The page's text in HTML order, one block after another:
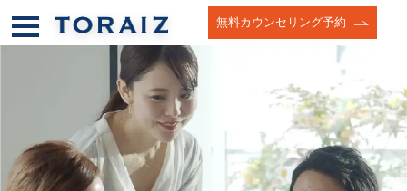
無料カウンセリング予約